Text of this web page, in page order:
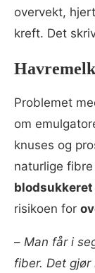
overvekt,
kreft. Det
Problemet
om
knuses og
naturlige
risikoen for
– Man får i
fiber. Det